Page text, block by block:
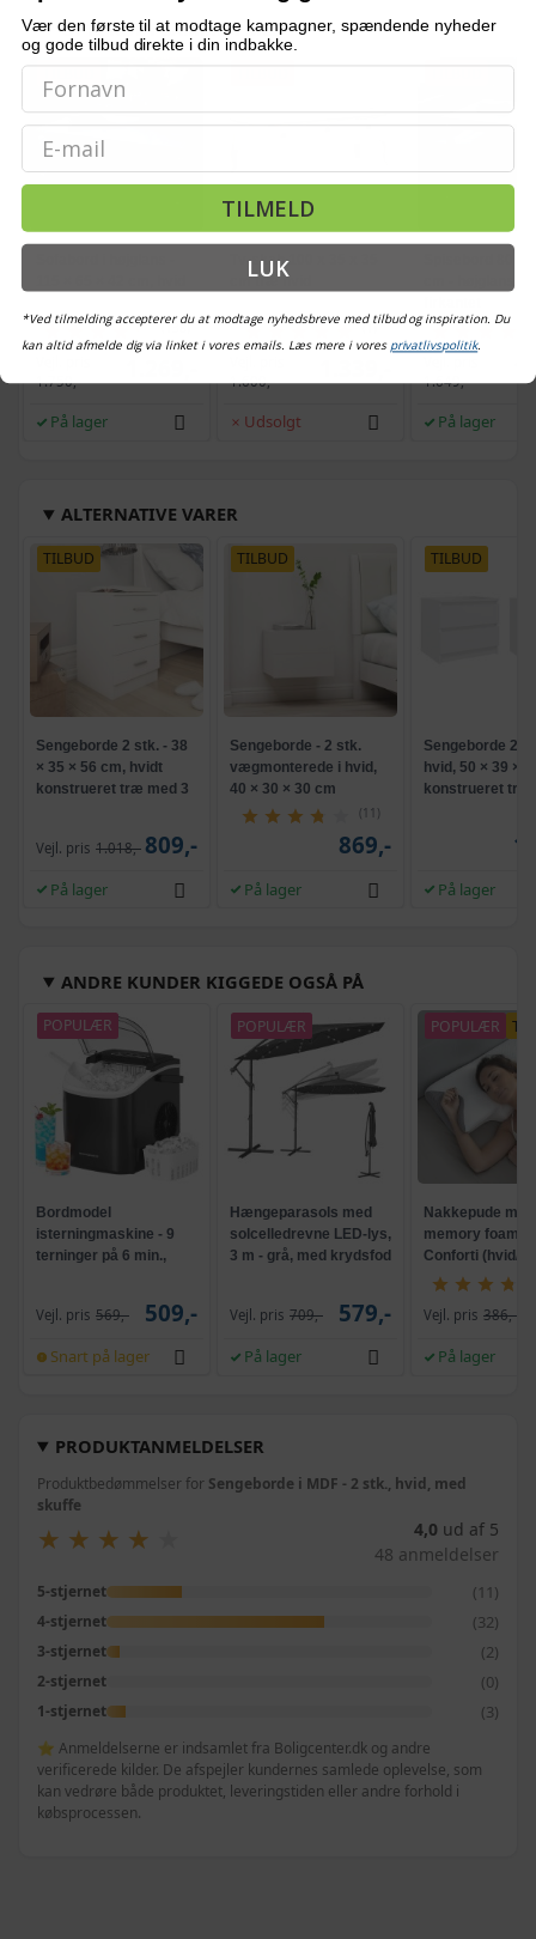
PRODUKTANMELDELSER
Produktbedømmelser for Sengeborde i MDF - 2 stk., hvid, med
skuffe
★
★ ★
★ ★
★ ★
★ 4,0 ud af 5
48 anmeldelser
5-stjernet (11)
4-stjernet (32)
3-stjernet (2)
2-stjernet (0)
1-stjernet (3)
⭐ Anmeldelserne er indsamlet fra Boligcenter.dk og andre
verificerede kilder. De afspejler kundernes samlede oplevelse, som
kan vedrøre både produktet, leveringstiden eller andre forhold i
købsprocessen.
OFTE KØBT SAMMEN MED
(138)
1.750,-
På lager
Tv-skab 100 x 35 x 35
cm træ hvid
(1)
1.600,-
Udsolgt
1.649,-
På lager
ALTERNATIVE VARER
TILBUD
Sengeborde 2 stk. - 38
× 35 × 56 cm, hvidt
konstrueret træ med 3
Vejl. pris 1.018,- 809,-
På lager
TILBUD
Sengeborde - 2 stk.
vægmonterede i hvid,
40 × 30 × 30 cm
(11)
869,-
På lager
TILBUD
Sengeborde 2
hvid, 50 × 39 ×
konstrueret træ
På lager
ANDRE KUNDER KIGGEDE OGSÅ PÅ
POPULÆR
Bordmodel
isterningmaskine - 9
terninger på 6 min.,
Vejl. pris 569,- 509,-
Snart på lager
POPULÆR
Hængeparasols med
solcelledrevne LED-lys,
3 m - grå, med krydsfod
Vejl. pris 709,- 579,-
På lager
POPULÆR
Nakkepude med
memory foam -
Conforti (hvid/
Vejl. pris 386,-
På lager
Vær den første til at modtage kampagner, spændende nyheder
og gode tilbud direkte i din indbakke.
Email
TILMELD
LUK
*Ved tilmelding accepterer du at modtage nyhedsbreve med tilbud og inspiration. Du
kan altid afmelde dig via linket i vores emails. Læs mere i vores privatlivspolitik.